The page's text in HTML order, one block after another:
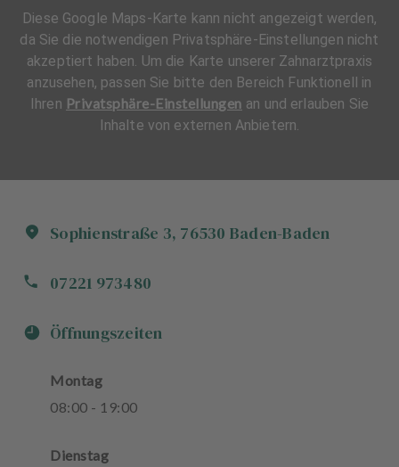
Sophienstraße 3, 76530 Baden-Baden
07221 973480
Öffnungszeiten
Montag
08:00 - 19:00
Dienstag
Diese Google Maps-Karte kann nicht angezeigt werden,
da Sie die notwendigen Privatsphäre-Einstellungen nicht
akzeptiert haben. Um die Karte unserer Zahnarztpraxis
anzusehen, passen Sie bitte den Bereich Funktionell in
Ihren Privatsphäre-Einstellungen an und erlauben Sie
Inhalte von externen Anbietern.